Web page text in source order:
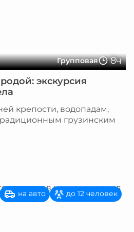
Групповая 8ч
экскурсия
крепости, водопадам,
грузинским
на авто до 12 человек